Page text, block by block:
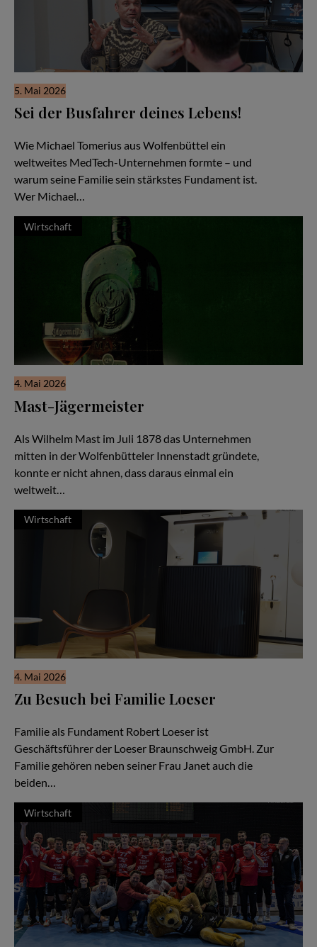
5. Mai 2026
Sei der Busfahrer deines Lebens!
Wie Michael Tomerius aus Wolfenbüttel ein
weltweites MedTech-Unternehmen formte – und
warum seine Familie sein stärkstes Fundament ist.
Wer Michael…
Wirtschaft
4. Mai 2026
Mast-Jägermeister
Als Wilhelm Mast im Juli 1878 das Unternehmen
mitten in der Wolfenbütteler Innenstadt gründete,
konnte er nicht ahnen, dass daraus einmal ein
weltweit…
Wirtschaft
4. Mai 2026
Zu Besuch bei Familie Loeser
Familie als Fundament Robert Loeser ist
Geschäftsführer der Loeser Braunschweig GmbH. Zur
Familie gehören neben seiner Frau Janet auch die
beiden…
Wirtschaft